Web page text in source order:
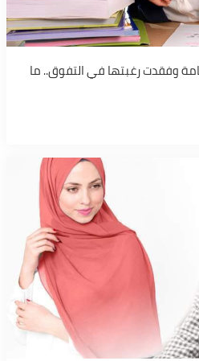
وفقدت رغبتها في التفوق.. ما